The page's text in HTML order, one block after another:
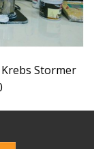
Stormer